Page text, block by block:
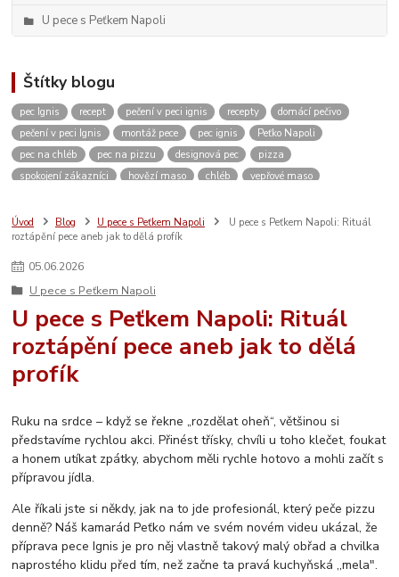
U pece s Peťkem Napoli
Štítky blogu
pec Ignis recept pečení v peci ignis recepty
domácí pečivo
pečení v peci Ignis
montáž pece pec ignis
Peťko Napoli
pec na chléb
pec na pizzu designová pec
pizza
spokojení zákazníci
hovězí maso chléb
vepřové maso
vánoce
kvásek venkovní kuchyně zahradní pec
pískovec
domácí bulky
kuře dvě dobroty na jedno rozpálení pece
pikantní
restaurace
jak sestavit pec
vlastnosti pece stavebnice
inspirace
vánoční výstava
Úvod Blog U pece s Peťkem Napoli
U pece s Peťkem Napoli: Rituál
roztápění pece aneb jak to dělá profík
05.06.2026
U pece s Peťkem Napoli
U pece s Peťkem Napoli: Rituál
roztápění pece aneb jak to dělá
profík
Ruku na srdce – když se řekne „rozdělat oheň“, většinou si
představíme rychlou akci. Přinést třísky, chvíli u toho klečet, foukat
a honem utíkat zpátky, abychom měli rychle hotovo a mohli začít s
přípravou jídla.
Ale říkali jste si někdy, jak na to jde profesionál, který peče pizzu
denně? Náš kamarád Peťko nám ve svém novém videu ukázal, že
příprava pece Ignis je pro něj vlastně takový malý obřad a chvilka
naprostého klidu před tím, než začne ta pravá kuchyňská ,,mela".